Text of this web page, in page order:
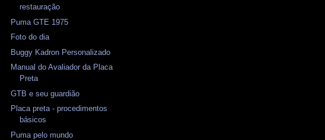
restauração
Puma GTE 1975
Foto do dia
Buggy Kadron Personalizado
Manual do Avaliador da Placa
Preta
GTB e seu guardião
Placa preta - procedimentos
básicos
Puma pelo mundo